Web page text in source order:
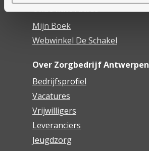
Onze innovaties
Mijn Boek
Webwinkel De Schakel
Over Zorgbedrijf Antwerpen
Bedrijfsprofiel
Vacatures
Vrijwilligers
Leveranciers
Jeugdzorg